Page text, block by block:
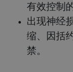
有效控制
出现神经
缩、因括
禁。